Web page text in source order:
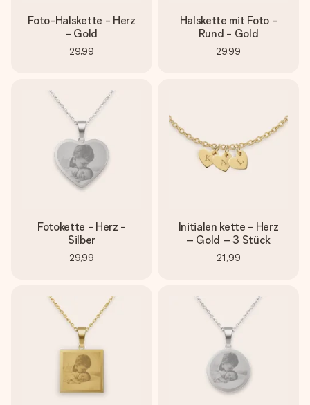
Foto-Halskette - Herz
- Gold
29,99
Halskette mit Foto -
Rund - Gold
29,99
Fotokette - Herz -
Silber
29,99
Initialen kette - Herz
– Gold – 3 Stück
21,99